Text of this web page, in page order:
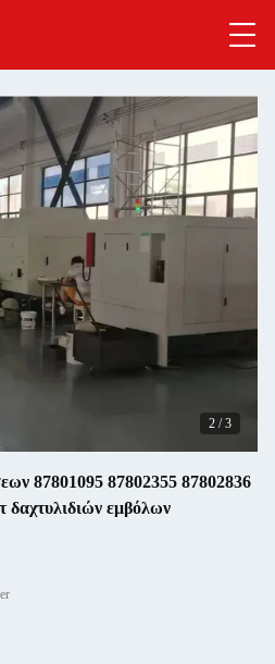
2 /3
87801095 87802355 87802836
εμβόλων